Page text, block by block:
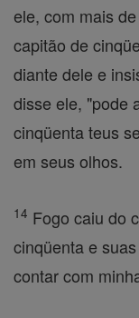
ele, com mais
capitão de
diante dele e
disse ele, "pode
cinqüenta teus
em seus olhos.
14 Fogo caiu do
cinqüenta e
contar com